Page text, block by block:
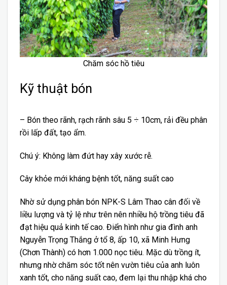
Chăm sóc hồ tiêu
Kỹ thuật bón
– Bón theo rãnh, rạch rãnh sâu 5 ÷ 10cm, rải đều phân
rồi lấp đất, tạo ẩm.
Chú ý: Không làm đứt hay xây xước rễ.
Cây khỏe mới kháng bệnh tốt, năng suất cao
Nhờ sử dụng phân bón NPK-S Lâm Thao cân đối về
liều lượng và tỷ lệ như trên nên nhiều hộ trồng tiêu đã
đạt hiệu quả kinh tế cao. Điển hình như gia đình anh
Nguyễn Trọng Thắng ở tổ 8, ấp 10, xã Minh Hưng
(Chơn Thành) có hơn 1.000 nọc tiêu. Mặc dù trồng ít,
nhưng nhờ chăm sóc tốt nên vườn tiêu của anh luôn
xanh tốt, cho năng suất cao, đem lại thu nhập khá cho